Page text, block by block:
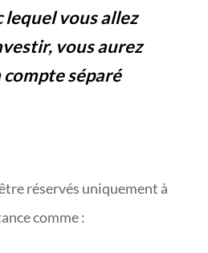
lequel vous allez
vous aurez
compte séparé
réservés uniquement à
comme :